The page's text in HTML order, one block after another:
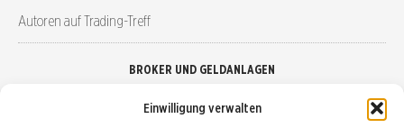
Einwilligung verwalten
Autoren auf Trading-Treff
BROKER UND GELDANLAGEN